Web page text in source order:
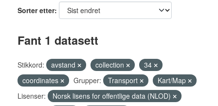
Sorter etter
Fant 1 datasett
Stikkord: avstand collection
34
coordinates
Grupper: Transport
Kart/Map
Lisenser:
Norsk lisens for offentlige data (NLOD)